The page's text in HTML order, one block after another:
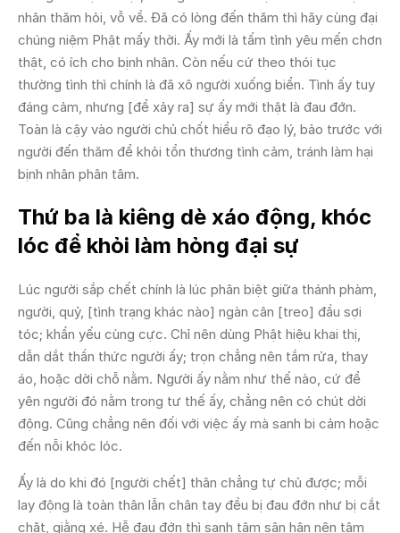
nhân thăm hỏi, vỗ về. Ðã có lòng đến thăm thì hãy cùng đại
chúng niệm Phật mấy thời. Ấy mới là tấm tình yêu mến chơn
thật, có ích cho bịnh nhân. Còn nếu cứ theo thói tục
thường tình thì chính là đã xô người xuống biển. Tình ấy tuy
đáng cảm, nhưng [để xảy ra] sự ấy mới thật là đau đớn.
Toàn là cậy vào người chủ chốt hiểu rõ đạo lý, bảo trước với
người đến thăm để khỏi tổn thương tình cảm, tránh làm hại
bịnh nhân phân tâm.
Thứ ba là kiêng dè xáo động, khóc
lóc để khỏi làm hỏng đại sự
Lúc người sắp chết chính là lúc phân biệt giữa thánh phàm,
người, quỷ, [tình trạng khác nào] ngàn cân [treo] đầu sợi
tóc; khẩn yếu cùng cực. Chỉ nên dùng Phật hiệu khai thị,
dẫn dắt thần thức người ấy; trọn chẳng nên tắm rửa, thay
áo, hoặc dời chỗ nằm. Người ấy nằm như thế nào, cứ để
yên người đó nằm trong tư thế ấy, chẳng nên có chút dời
động. Cũng chẳng nên đối với việc ấy mà sanh bi cảm hoặc
đến nỗi khóc lóc.
Ấy là do khi đó [người chết] thân chẳng tự chủ được; mỗi
lay động là toàn thân lẫn chân tay đều bị đau đớn như bị cắt
chặt, giằng xé. Hễ đau đớn thì sanh tâm sân hận nên tâm